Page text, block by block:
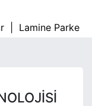
Lamine Parke İle